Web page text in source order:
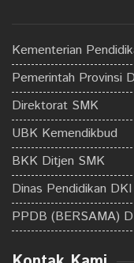
Kementerian
Pemerintah Provinsi
Direktorat SMK
UBK Kemendikbud
BKK Ditjen SMK
Dinas Pendidikan
PPDB (BERSAMA)